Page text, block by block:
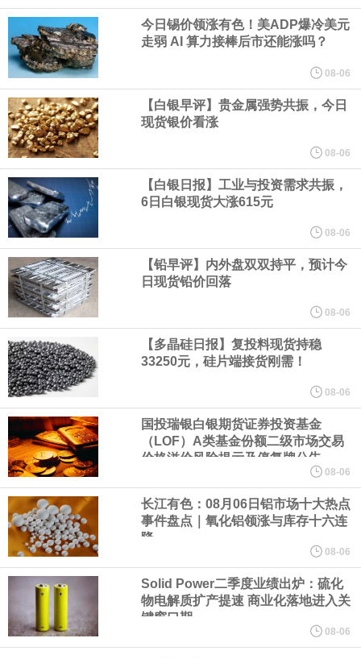
业务拓展至固定收益品类。
周四，亚洲科技股下跌，跟随隔夜交易中回调的美国同行，凸显了
全球科技股波动性的加剧。 日本市场中，软银股价收盘下跌4.4%，
芯片设备制造商东京电子股价下跌近6%，日本存储芯片制造商铠侠
股价下跌超过10%。
WPP股价料创1992年以来最大单日涨幅，上涨25%至11个月高位。
谷歌规划的印度数据中心枢纽建设工作正在如火如荼推进，项目所
在地上方的山坡已经被开挖，露出赤红土层，并修出层层台地。但
环保人士的反对声浪持续高涨，给这家美国科技巨头总规模 150 亿
美元的项目制造重重阻碍
欧股开盘涨跌不一，德国DAX指数跌0.29%，英国富时100指数涨
0.08%，法国CAC40指数涨0.03%，欧洲斯托克50指数跌0.15%，
意大利富时MIB指数跌0.18%。
LME伦镍日内跌超3.00%，现报16574.100美元/吨。
瑞士7月季调后失业率 3.1%，预期 3.1%，前值 3.1%。瑞士7月未
季调失业率 3%，预期 3%，前值 2.9%。
今日锡价领涨有色！美ADP爆冷美元
走弱 AI 算力接棒后市还能涨吗？
08-06
【白银早评】贵金属强势共振，今日
现货银价看涨
08-06
【白银日报】工业与投资需求共振，
6日白银现货大涨615元
08-06
【铅早评】内外盘双双持平，预计今
日现货铅价回落
08-06
【多晶硅日报】复投料现货持稳
33250元，硅片端接货刚需！
08-06
国投瑞银白银期货证券投资基金
（LOF）A类基金份额二级市场交易
价格溢价风险提示及停复牌公告
08-06
长江有色：08月06日铝市场十大热点
事件盘点｜氧化铝领涨与库存十六连
降
08-06
Solid Power二季度业绩出炉：硫化
物电解质扩产提速 商业化落地进入关
键窗口期
08-06